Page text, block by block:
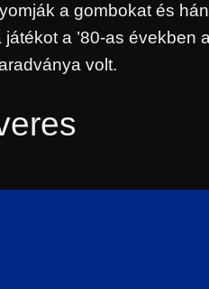
a gombokat és
a ’80-as években
volt.